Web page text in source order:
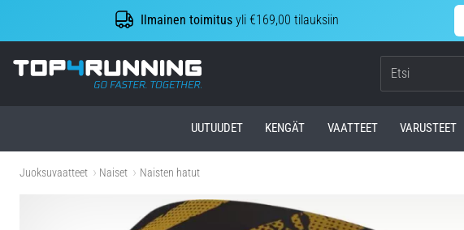
Ilmainen toimitus yli €169,00 tilauksiin
Top4Running.fi
UUTUUDET KENGÄT VAATTEET VARUSTEET
Juoksuvaatteet Naiset Naisten hatut